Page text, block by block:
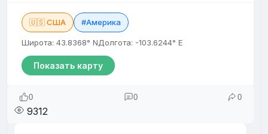
🇺🇸 США #Америка
Широта: 43.8368° NДолгота: -103.6244° E
Показать карту
0 0 0
9312